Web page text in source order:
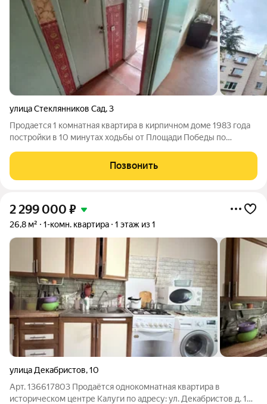
улица Стеклянников Сад,3
Продается 1 комнатная квартира в кирпичном доме 1983 года
постройки в 10 минутах ходьбы от Площади Победы по
Жукова).Квартира без ремонта,что позволяет Вам сделать
ремонт на свой вкус.Квартира не
Позвонить
2 299 000 ₽
26,8 м² 1-комн. квартира 1 этаж из 1
улица Декабристов,10
Арт. 136617803 Продаётся однокомнатная квартира в
историческом центре Калуги по адресу: ул. Декабристов д. 10.